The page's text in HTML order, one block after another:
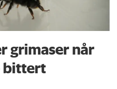
grimaser når
bittert